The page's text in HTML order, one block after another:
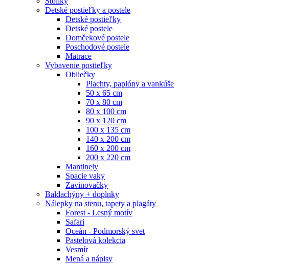
Detské postieľky a postele
Detské postieľky
Detské postele
Domčekové postele
Poschodové postele
Matrace
Vybavenie postieľky
Obliečky
Plachty, paplóny a vankúše
50 x 65 cm
70 x 80 cm
80 x 100 cm
90 x 120 cm
100 x 135 cm
140 x 200 cm
160 x 200 cm
200 x 220 cm
Mantinely
Spacie vaky
Zavinovačky
Baldachýny + doplnky
Nálepky na stenu, tapety a plagáty
Forest - Lesný motív
Safari
Oceán - Podmorský svet
Pastelová kolekcia
Vesmír
Mená a nápisy